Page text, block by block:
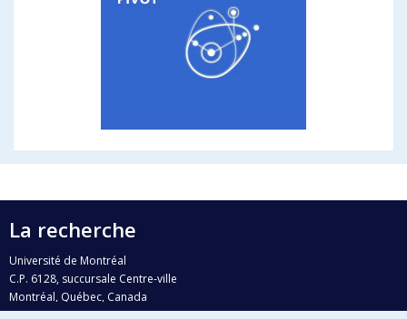
La recherche
Université de Montréal
C.P. 6128, succursale Centre-ville
Montréal, Québec, Canada
H3C 3J7